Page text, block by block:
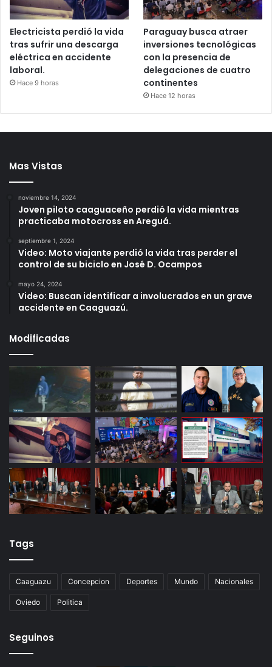
Electricista perdió la vida
tras sufrir una descarga
eléctrica en accidente
laboral.
Hace 9 horas
Paraguay busca atraer
inversiones tecnológicas
con la presencia de
delegaciones de cuatro
continentes
Hace 12 horas
Mas Vistas
noviembre 14, 2024
Joven piloto caaguaceño perdió la vida mientras
practicaba motocross en Areguá.
septiembre 1, 2024
Video: Moto viajante perdió la vida tras perder el
control de su biciclo en José D. Ocampos
mayo 24, 2024
Video: Buscan identificar a involucrados en un grave
accidente en Caaguazú.
Modificadas
Tags
Caaguazu Concepcion Deportes Mundo Nacionales
Oviedo Politica
Seguinos